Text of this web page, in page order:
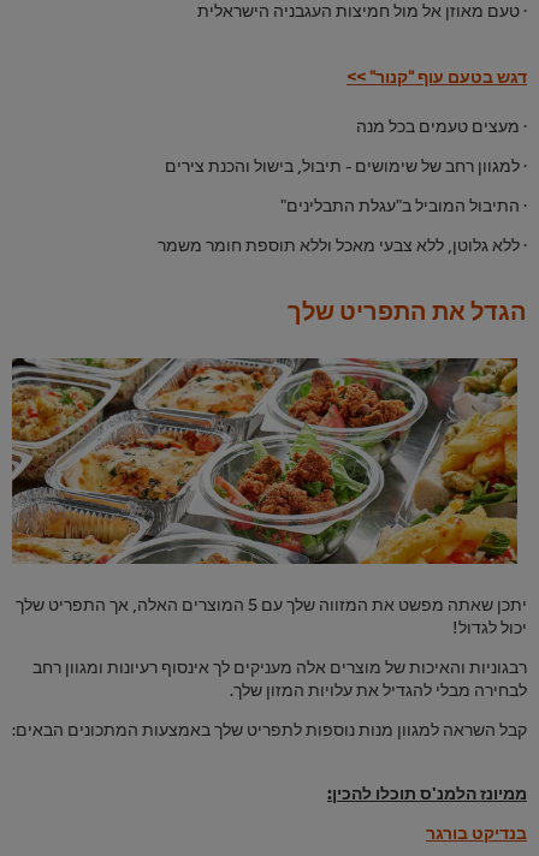
· טעם מאוזן אל מול חמיצות העגבניה הישראלית
דגש בטעם עוף "קנור" >>
· מעצים טעמים בכל מנה
· למגוון רחב של שימושים - תיבול, בישול והכנת צירים
· התיבול המוביל ב"עגלת התבלינים"
· ללא גלוטן, ללא צבעי מאכל וללא תוספת חומר משמר
הגדל את התפריט שלך
יתכן שאתה מפשט את המזווה שלך עם 5 המוצרים האלה, אך התפריט שלך
יכול לגדול!
רבגוניות והאיכות של מוצרים אלה מעניקים לך אינסוף רעיונות ומגוון רחב
לבחירה מבלי להגדיל את עלויות המזון שלך.
קבל השראה למגוון מנות נוספות לתפריט שלך באמצעות המתכונים הבאים:
ממיונז הלמנ'ס תוכלו להכין:
בנדיקט בורגר